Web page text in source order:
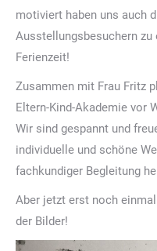
motiviert haben uns auch
Ausstellungsbesuchern zu
Ferienzeit!
Zusammen mit Frau Fritz
Eltern-Kind-Akademie vor
Wir sind gespannt und
individuelle und schöne
fachkundiger Begleitung
Aber jetzt erst noch
der Bilder!